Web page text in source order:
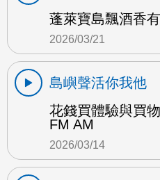
蓬萊寶島飄酒香
2026/03/21
島嶼聲活你我他
花錢買體驗與買
FM AM
2026/03/14